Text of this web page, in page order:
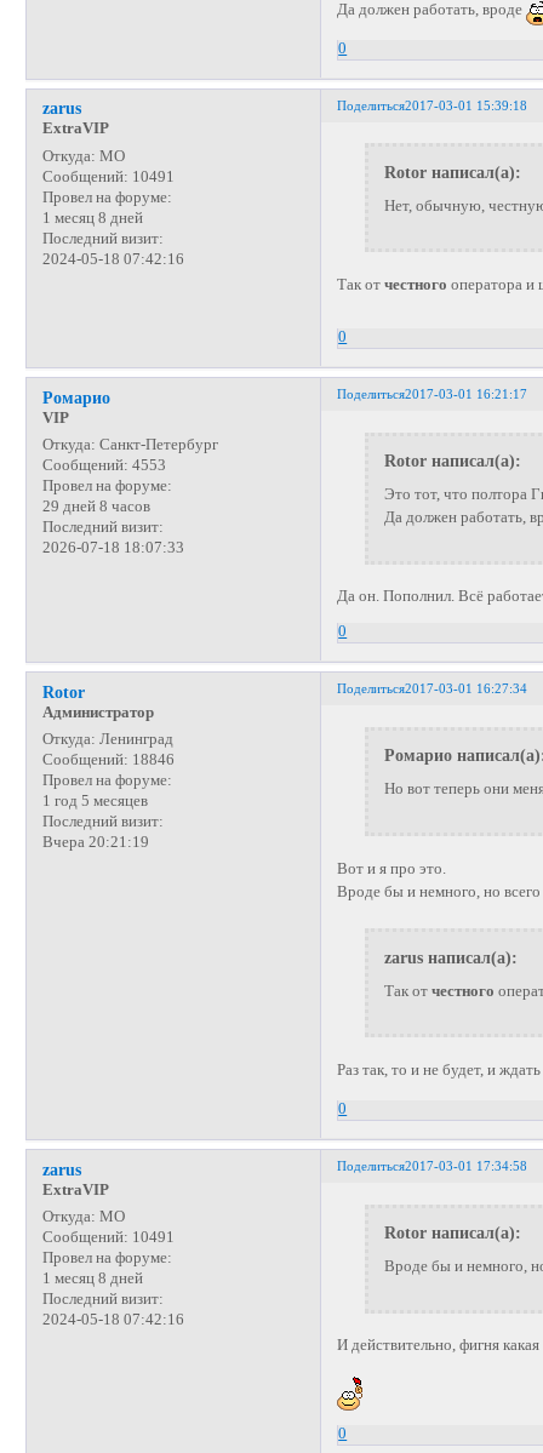
Да должен работать, вроде
0
Поделиться2017-03-01 15:39:18
zarus
ExtraVIP
Откуда: МО
Сообщений: 10491
Провел на форуме:
1 месяц 8 дней
Последний визит:
2024-05-18 07:42:16
Rotor написал(а):
Нет, обычную,
Так отчестного оператора
0
Поделиться2017-03-01 16:21:17
Ромарио
VIP
Откуда: Санкт-Петербург
Сообщений: 4553
Провел на форуме:
29 дней 8 часов
Последний визит:
2026-07-18 18:07:33
Rotor написал(а):
Это тот, что полтора
Да должен работать,
Да он. Пополнил. Всё
0
Поделиться2017-03-01 16:27:34
Rotor
Администратор
Откуда: Ленинград
Сообщений: 18846
Провел на форуме:
1 год 5 месяцев
Последний визит:
Вчера 20:21:19
Ромарио
Но вот теперь они
Вот и я про это.
Вроде бы и немного, но
zarus написал(а):
Так от честного
Раз так, то и не будет, и
0
Поделиться2017-03-01 17:34:58
zarus
ExtraVIP
Откуда: МО
Сообщений: 10491
Провел на форуме:
1 месяц 8 дней
Последний визит:
2024-05-18 07:42:16
Rotor написал(а):
Вроде бы и немного,
И действительно, фигня
0